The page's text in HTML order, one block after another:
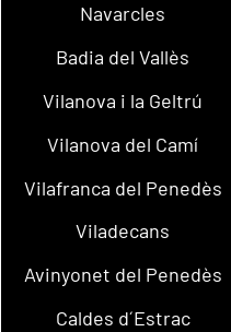
Navarcles
Badia del Vallès
Vilanova i la Geltrú
Vilanova del Camí
Vilafranca del Penedès
Viladecans
Avinyonet del Penedès
Caldes d´Estrac